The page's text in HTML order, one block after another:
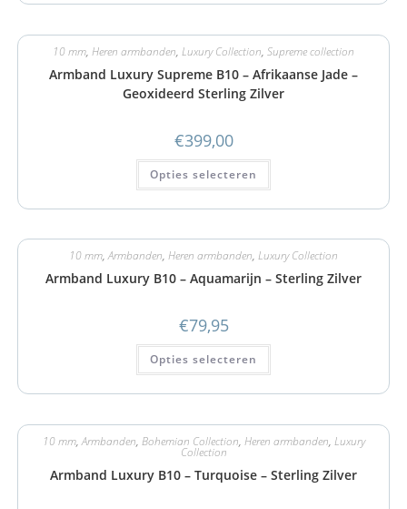
10 mm, Heren armbanden, Luxury Collection, Supreme collection
Armband Luxury Supreme B10 – Afrikaanse Jade –
Geoxideerd Sterling Zilver
€399,00
Opties selecteren
10 mm,Armbanden, Heren armbanden, Luxury Collection
Armband Luxury B10 – Aquamarijn – Sterling Zilver
€79,95
Opties selecteren
10 mm,Armbanden, Bohemian Collection, Heren armbanden, Luxury
Collection
Armband Luxury B10 – Turquoise – Sterling Zilver